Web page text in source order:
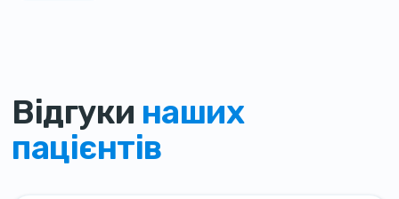
Відгуки наших
пацієнтів